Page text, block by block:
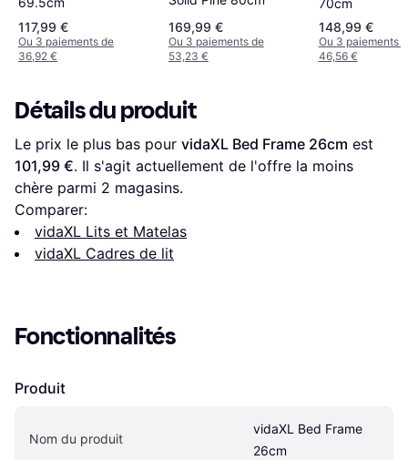
117,99 €
Ou 3 paiements de
36,92 €
169,99 €
Ou 3 paiements de
53,23 €
70cm
148,99 €
Ou 3 paiements
46,56 €
Détails du produit
Le prix le plus bas pour vidaXL Bed Frame 26cm
101,99 €. Il s'agit actuellement de l'offre la moins
chère parmi 2 magasins.
Comparer:
vidaXL Lits et Matelas
vidaXL Cadres de lit
Fonctionnalités
Produit
Nom du produit
vidaXL Bed Frame
26cm